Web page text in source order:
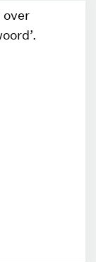
over